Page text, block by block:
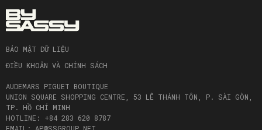
BẢO MẬT DỮ LIỆU
ĐIỀU KHOẢN VÀ CHÍNH SÁCH
AUDEMARS PIGUET BOUTIQUE
UNION SQUARE SHOPPING CENTRE, 53 LÊ THÁNH TÔN, P. SÀI GÒN,
TP. HỒ CHÍ MINH
HOTLINE: +84 283 620 8787